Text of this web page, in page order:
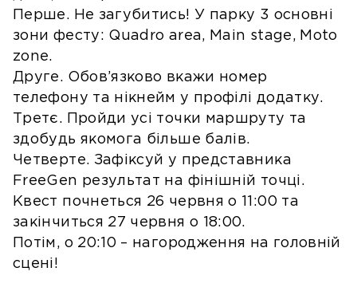
Перше. Не загубитись! У парку 3 основні
зони фесту: Quadro area, Main stage, Moto
zone.
Друге. Обов’язково вкажи номер
телефону та нікнейм у профілі додатку.
Третє. Пройди усі точки маршруту та
здобудь якомога більше балів.
Четверте. Зафіксуй у представника
FreeGen результат на фінішній точці.
Квест почнеться 26 червня о 11:00 та
закінчиться 27 червня о 18:00.
Потім, о 20:10 – нагородження на головній
сцені!